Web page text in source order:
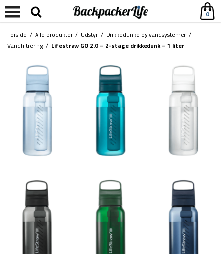
0
Forside / Alle produkter/ Udstyr/ Drikkedunke og vandsystemer/
Vandfiltrering / Lifestraw GO 2.0 – 2-stage drikkedunk – 1 liter